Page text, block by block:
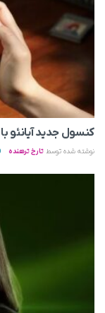
کنسول جدید آیانئو
نوشته شده توسط تارخ ترهنده